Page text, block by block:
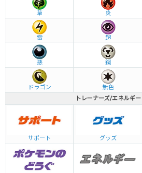
草 炎
雷 超
悪 鋼
ドラゴン 無色
トレーナーズ/エネルギー
サポート グッズ